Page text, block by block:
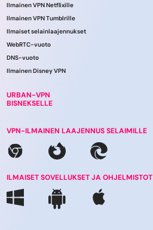
Ilmainen VPN Netflixille
Ilmainen VPN Tumblrille
Ilmaiset selainlaajennukset
WebRTC-vuoto
DNS-vuoto
Ilmainen Disney VPN
URBAN-VPN
BISNEKSELLE
VPN-ILMAINEN LAAJENNUS SELAIMILLE
ILMAISET SOVELLUKSET JA OHJELMISTOT